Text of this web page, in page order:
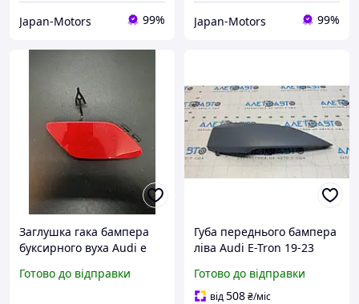
Japan-Motors 99% Japan-Motors 99%
Заглушка гака бампера
буксирного вуха Audi e
Готово до відправки
Губа переднього бампера
ліва Audi E-Tron 19-23
OEM 4KE807061AGRU
Готово до відправки
від508₴/міс